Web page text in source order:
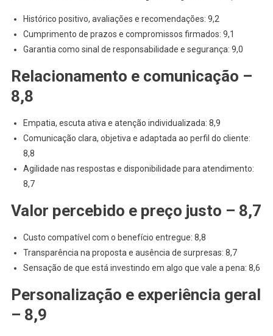
Histórico positivo, avaliações e recomendações: 9,2
Cumprimento de prazos e compromissos firmados: 9,1
Garantia como sinal de responsabilidade e segurança: 9,0
Relacionamento e comunicação –
8,8
Empatia, escuta ativa e atenção individualizada: 8,9
Comunicação clara, objetiva e adaptada ao perfil do cliente:
8,8
Agilidade nas respostas e disponibilidade para atendimento:
8,7
Valor percebido e preço justo – 8,7
Custo compatível com o benefício entregue: 8,8
Transparência na proposta e ausência de surpresas: 8,7
Sensação de que está investindo em algo que vale a pena: 8,6
Personalização e experiência geral
– 8,9